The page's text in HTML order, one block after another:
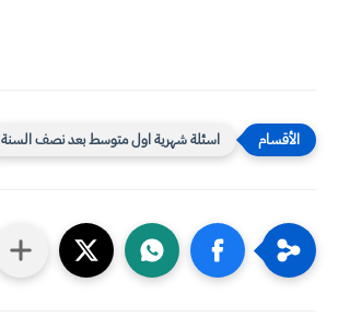
اسئلة شهرية اول متوسط بعد نصف السنة